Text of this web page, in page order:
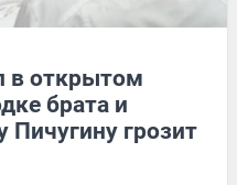
в открытом
брата и
грозит